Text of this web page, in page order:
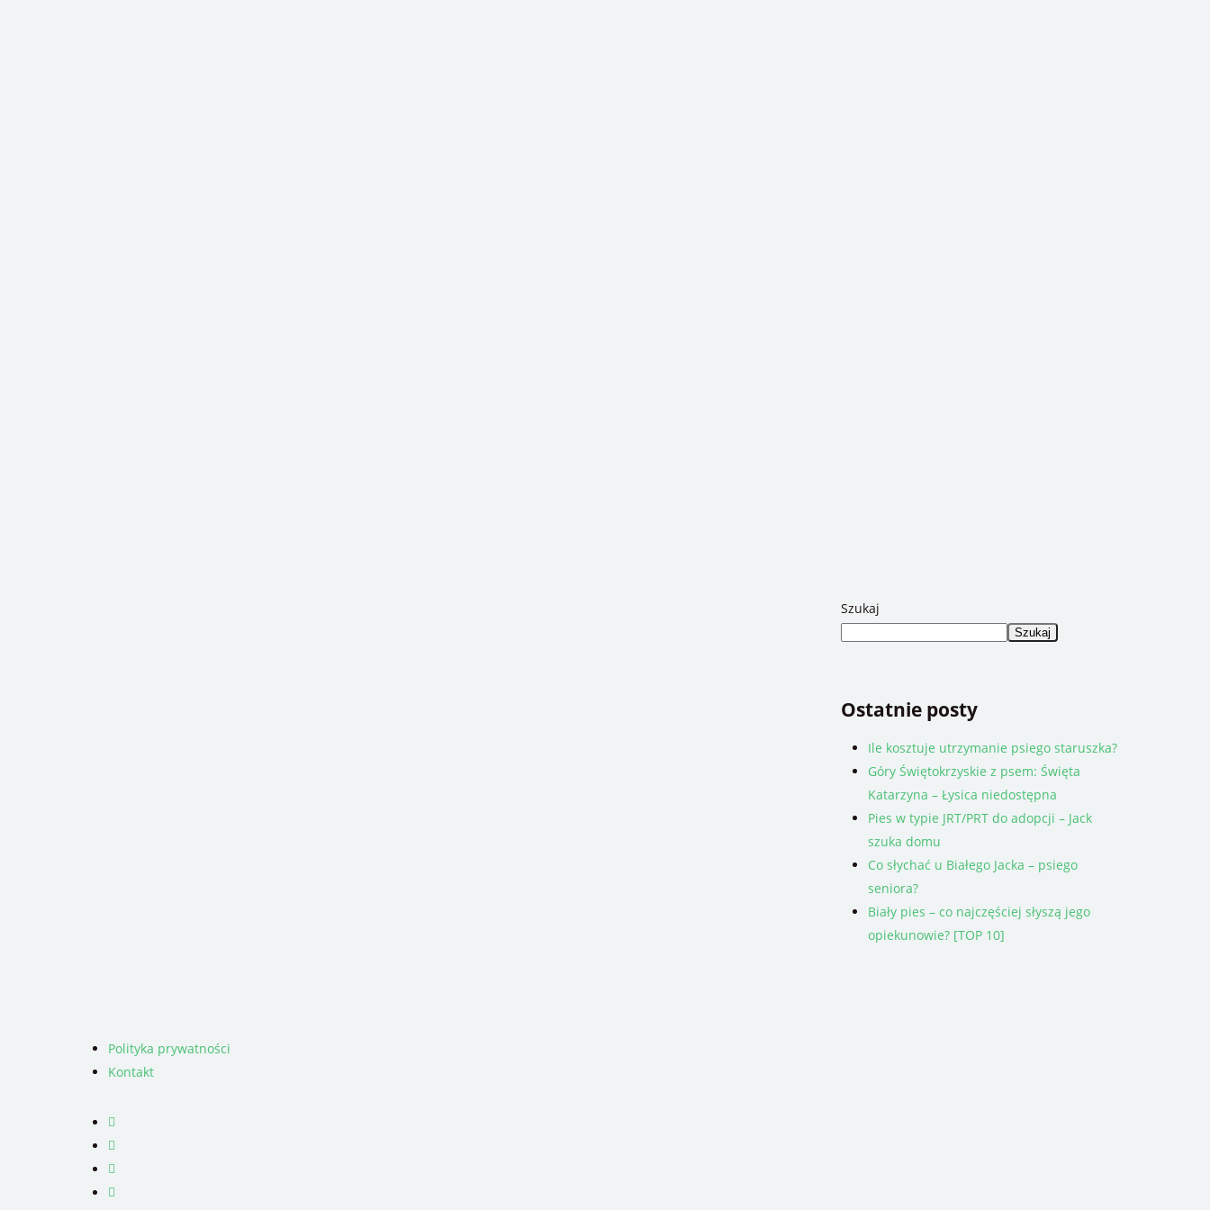
Szukaj
Szukaj
Ostatnie posty
Ile kosztuje utrzymanie psiego staruszka?
Góry Świętokrzyskie z psem: Święta
Katarzyna – Łysica niedostępna
Pies w typie JRT/PRT do adopcji – Jack
szuka domu
Co słychać u Białego Jacka – psiego
seniora?
Biały pies – co najczęściej słyszą jego
opiekunowie? [TOP 10]
Polityka prywatności
Kontakt
facebook
youtube
RSS
instagram